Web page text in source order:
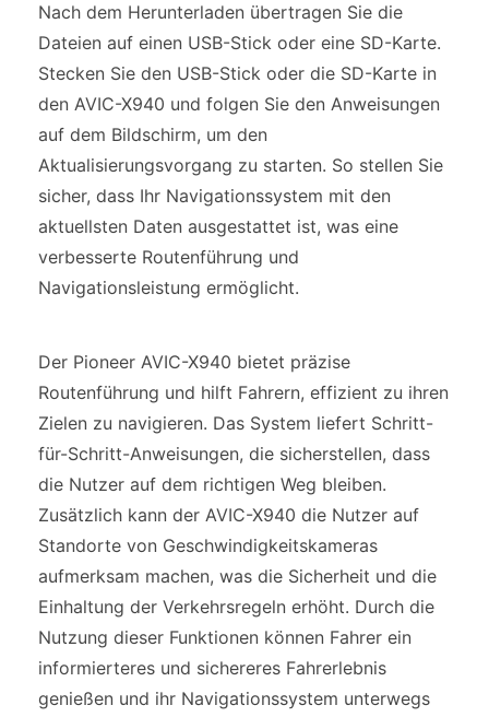
Nach dem Herunterladen übertragen Sie die
Dateien auf einen USB-Stick oder eine SD-Karte.
Stecken Sie den USB-Stick oder die SD-Karte in
den AVIC-X940 und folgen Sie den Anweisungen
auf dem Bildschirm, um den
Aktualisierungsvorgang zu starten. So stellen Sie
sicher, dass Ihr Navigationssystem mit den
aktuellsten Daten ausgestattet ist, was eine
verbesserte Routenführung und
Navigationsleistung ermöglicht.
Der Pioneer AVIC-X940 bietet präzise
Routenführung und hilft Fahrern, effizient zu ihren
Zielen zu navigieren. Das System liefert Schritt-
für-Schritt-Anweisungen, die sicherstellen, dass
die Nutzer auf dem richtigen Weg bleiben.
Zusätzlich kann der AVIC-X940 die Nutzer auf
Standorte von Geschwindigkeitskameras
aufmerksam machen, was die Sicherheit und die
Einhaltung der Verkehrsregeln erhöht. Durch die
Nutzung dieser Funktionen können Fahrer ein
informierteres und sichereres Fahrerlebnis
genießen und ihr Navigationssystem unterwegs